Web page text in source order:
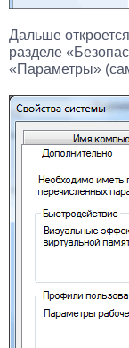
Дальше
разделе
«Параметры»